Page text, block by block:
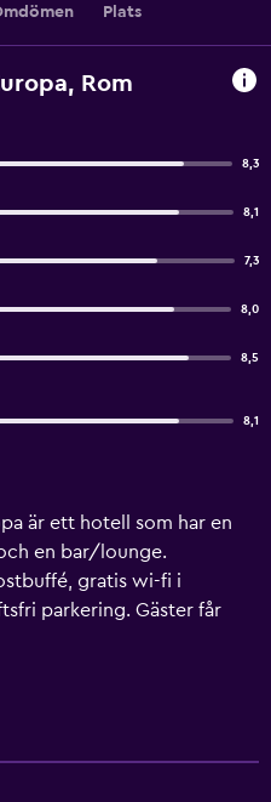
Plats
Rom
8,3
8,1
7,3
8,0
8,5
8,1
är ett hotell som har en
en bar/lounge.
gratis wi-fi i
parkering. Gäster får
som ett konferenscenter,
säsongsöppen